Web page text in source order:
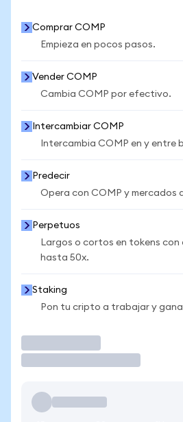
Comprar COMP
Empieza en pocos pasos.
Vender COMP
Cambia COMP por efectivo.
Intercambiar COMP
Intercambia COMP en y entre
Predecir
Opera con COMP y mercados
Perpetuos
Largos o cortos en tokens
hasta 50x.
Staking
Pon tu cripto a trabajar y